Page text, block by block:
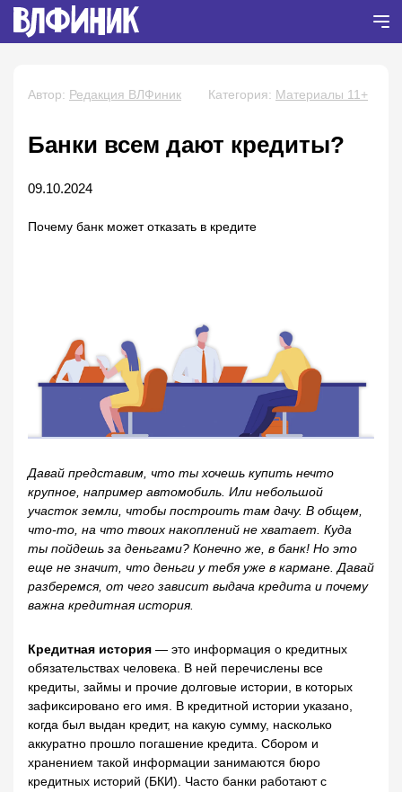
Автор: Редакция ВЛФиник Категория: Материалы 11+
Банки всем дают кредиты?
09.10.2024
Почему банк может отказать в кредите
Давай представим, что ты хочешь купить нечто
крупное, например автомобиль. Или небольшой
участок земли, чтобы построить там дачу. В общем,
что-то, на что твоих накоплений не хватает. Куда
ты пойдешь за деньгами? Конечно же, в банк! Но это
еще не значит, что деньги у тебя уже в кармане. Давай
разберемся, от чего зависит выдача кредита и почему
важна кредитная история.
Кредитная история — это информация о кредитных
обязательствах человека. В ней перечислены все
кредиты, займы и прочие долговые истории, в которых
зафиксировано его имя. В кредитной истории указано,
когда был выдан кредит, на какую сумму, насколько
аккуратно прошло погашение кредита. Сбором и
хранением такой информации занимаются бюро
кредитных историй (БКИ). Часто банки работают с